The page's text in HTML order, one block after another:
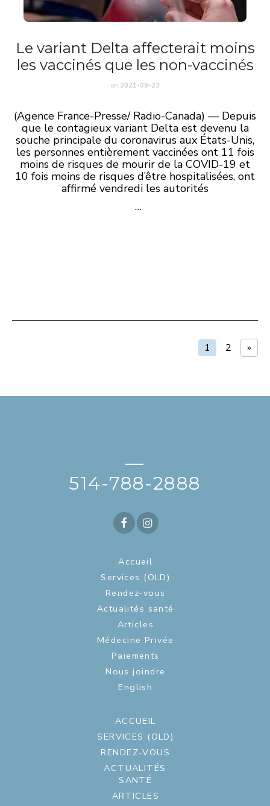
Le variant Delta affecterait moins
les vaccinés que les non-vaccinés
on 2021-09-23
(Agence France-Presse/ Radio-Canada) — Depuis
que le contagieux variant Delta est devenu la
souche principale du coronavirus aux États-Unis,
les personnes entièrement vaccinées ont 11 fois
moins de risques de mourir de la COVID-19 et
10 fois moins de risques d’être hospitalisées, ont
affirmé vendredi les autorités
…
1 2 »
—
514-788-2888
Accueil
Services (OLD)
Rendez-vous
Actualités santé
Articles
Médecine Privée
Paiements
Nous joindre
English
ACCUEIL
SERVICES (OLD)
RENDEZ-VOUS
ACTUALITÉS
SANTÉ
ARTICLES